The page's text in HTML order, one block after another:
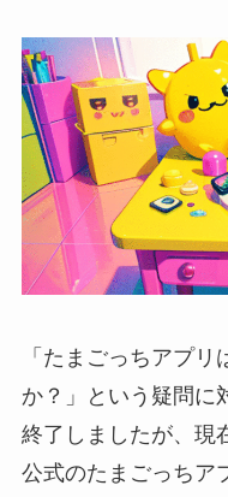
「たまごっちアプ
か？」という疑問に
終了しましたが、現
公式のたまごっちア